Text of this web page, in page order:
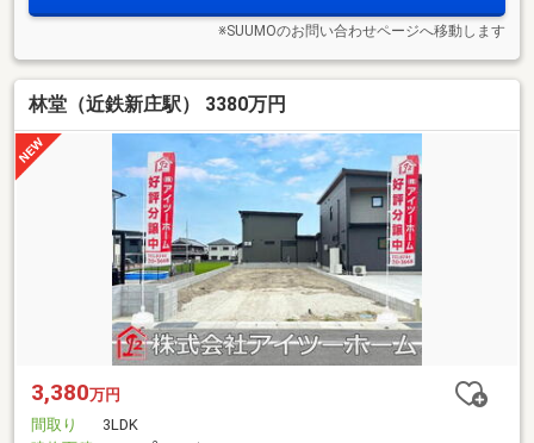
※SUUMOのお問い合わせページへ移動します
林堂（近鉄新庄駅） 3380万円
3,380万円
間取り
3LDK